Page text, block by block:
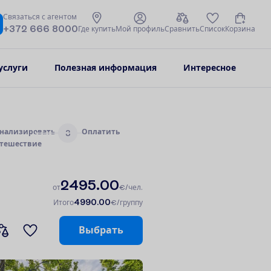
Связаться с агентом
+372 666 8000 Где купитьМой профильСравнитьСписокКорзина
Полезная информация Интересное
ализировать
ешествие
3 Оплатить
от2495.00€/чел.
Итого4990.00€/группу
Выбрать